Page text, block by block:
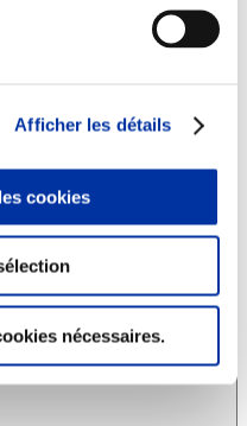
Afficher les détails
cookies
nécessaires.
des métiers